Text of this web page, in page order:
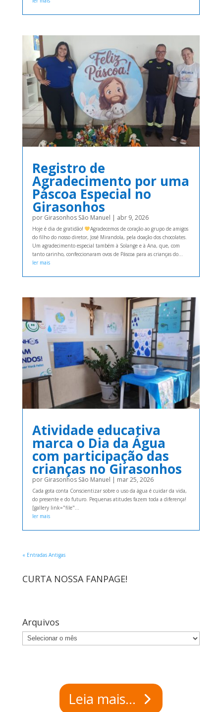
Registro de
Agradecimento por uma
Páscoa Especial no
Girasonhos
por Girasonhos São Manuel | abr 9, 2026
Hoje é dia de gratidão!
Agradecemos de coração ao grupo de amigos
do filho do nosso diretor, José Mirandola, pela doação dos chocolates.
Um agradecimento especial também à Solange e à Ana, que, com
tanto carinho, confeccionaram ovos de Páscoa para as crianças do...
ler mais
Atividade educativa
marca o Dia da Água
com participação das
crianças no Girasonhos
por Girasonhos São Manuel | mar 25, 2026
Cada gota conta Conscientizar sobre o uso da água é cuidar da vida,
do presente e do futuro. Pequenas atitudes fazem toda a diferença!
[gallery link="file"...
ler mais
« Entradas Antigas
CURTA NOSSA FANPAGE!
Arquivos
Arquivos
Leia mais...